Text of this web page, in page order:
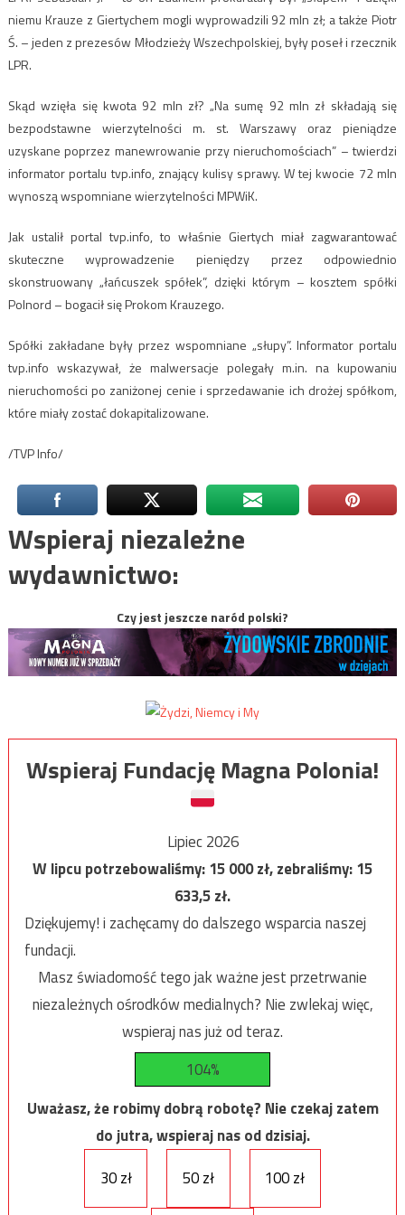
niemu Krauze z Giertychem mogli wyprowadzili 92 mln zł; a także Piotr
Ś. – jeden z prezesów Młodzieży Wszechpolskiej, były poseł i rzecznik
LPR.
Skąd wzięła się kwota 92 mln zł? „Na sumę 92 mln zł składają się
bezpodstawne wierzytelności m. st. Warszawy oraz pieniądze
uzyskane poprzez manewrowanie przy nieruchomościach” – twierdzi
informator portalu tvp.info, znający kulisy sprawy. W tej kwocie 72 mln
wynoszą wspomniane wierzytelności MPWiK.
Jak ustalił portal tvp.info, to właśnie Giertych miał zagwarantować
skuteczne wyprowadzenie pieniędzy przez odpowiednio
skonstruowany „łańcuszek spółek”, dzięki którym – kosztem spółki
Polnord – bogacił się Prokom Krauzego.
Spółki zakładane były przez wspomniane „słupy”. Informator portalu
tvp.info wskazywał, że malwersacje polegały m.in. na kupowaniu
nieruchomości po zaniżonej cenie i sprzedawanie ich drożej spółkom,
które miały zostać dokapitalizowane.
/TVP Info/
Wspieraj niezależne
wydawnictwo:
Czy jest jeszcze naród polski?
Wspieraj Fundację Magna Polonia!
Lipiec 2026
W lipcu potrzebowaliśmy:15 000zł, zebraliśmy:15
633,5zł.
Dziękujemy! i zachęcamy do dalszego wsparcia naszej
fundacji.
Masz świadomość tego jak ważne jest przetrwanie
niezależnych ośrodków medialnych? Nie zwlekaj więc,
wspieraj nas już od teraz.
104%
Uważasz, że robimy dobrą robotę? Nie czekaj zatem
do jutra, wspieraj nas od dzisiaj.
30 zł
50 zł 100 zł